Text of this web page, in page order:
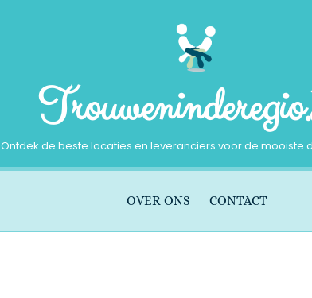
Ontdek de beste locaties en leveranciers voor de mooiste
OVER ONS CONTACT